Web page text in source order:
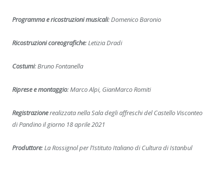
Programma e ricostruzioni musicali: Domenico Baronio
Ricostruzioni coreografiche: Letizia Dradi
Costumi: Bruno Fontanella
Riprese e montaggio: Marco Alpi, GianMarco Romiti
Registrazionerealizzata nella Sala degli affreschidel Castello Visconteo
di Pandino il giorno 18 aprile 2021
Produttore: La Rossignol per l’Istituto Italiano di Cultura di Istanbul